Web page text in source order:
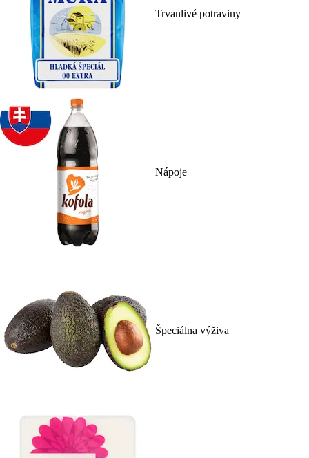
Trvanlivé potraviny
Nápoje
Špeciálna výživa